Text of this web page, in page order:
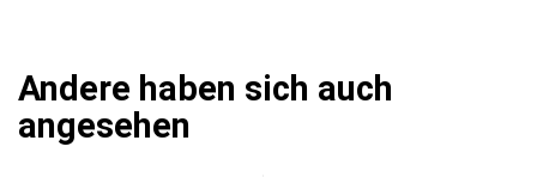
Andere haben sich auch
angesehen